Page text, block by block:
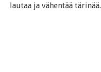
lautaa ja vähentää tärinää.